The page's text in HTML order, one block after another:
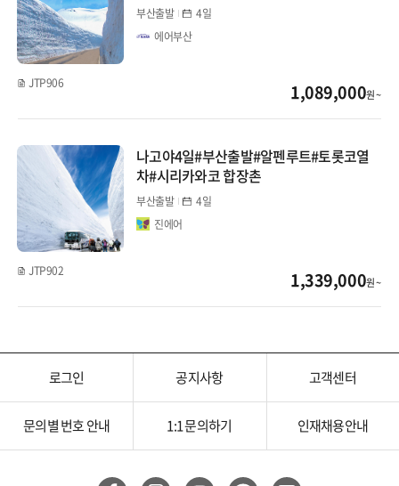
선박(부관/카멜)
청도
북경/태항산
광저우/망산
서안/구채구/칠채산
부산출발
4일
에어부산
JTP906 1,089,000원 ~
나고야4일#부산출발#알펜루트#토롯코열
차#시리카와코 합장촌
부산출발
4일
진에어
JTP902 1,339,000원 ~
로그인 공지사항 고객센터
문의별 번호 안내 1:1 문의하기 인재채용안내